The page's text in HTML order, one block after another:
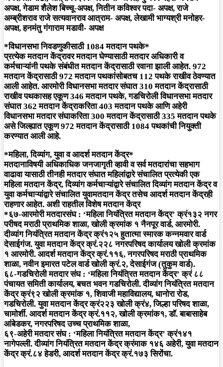
अपक्ष, गेडाम शैलेश बिच्चू-अपक्ष, नितीन कविश्वर पदा- अपक्ष, राजे
अम्ब्रीशराव राजे सत्यवानराव आत्राम- अपक्ष, लेखामी भाग्यश्री मनोहर-
अपक्ष, हनमंतु गंगाराम मडावी- अपक्ष
*विधानसभा निवडणुकीसाठी 1084 मतदान पथके*
प्रत्येक मतदान केंद्रावर मतदान घेण्यासाठी मतदार अधिकारी व
कर्मचाऱ्यांनी पथके संबंधीत मतदान केंद्रासाठी रवाना झाली आहेत. 972
मतदान केंद्रासाठी 972 मतदान पथकांसोबतच 112 पथके राखीव ठेवण्यात
आली आहेत. आरमोरी विधानसभा मतदार संघात 310 मतदान केंद्रासाठी
राखीव पथकासह एकूण 346 मतदान पथके, गडचिरोली विधानसभा मतदार
संघात 362 मतदान केंद्राकरिता 403 मतदान पथके आणि अहेरी
विधानसभा मतदार संघाकरिता 300 मतदान केंद्रासाठी 335 मतदान पथके
असे जिल्ह्यात एकूण 972 मतदान केंद्रासाठी 1084 पथकांची नियुक्ती
करण्यात आली आहे.
*महिला, दिव्यांग, युवा व आदर्श मतदान केंद्र*
मतदानाविषयी अधिकाधिक जनजागृती व्हावी व सर्व मतदारांचा सहभाग
वाढावा यासाठी तीनही मतदार संघात महिलांद्वारे संचालित प्रत्येकी एक
महिला मतदान केंद्र, दिव्यांग कर्मचाऱ्यांद्वारे संचालित दिव्यांग मतदान केंद्र व
युवा कर्मचाऱ्यांद्वारे संचालित युवामतदान केंद्र तसेच आदर्श मतदान केंद्रही
राहणार आहेत. अशी राहतील विशेष मतदान केंद्र
*६७-आरमोरी मतदारसंघ : ‘महिला नियंत्रित मतदान केंद्र’ क्रं१३२ नगर
परीषद मराठी प्राथमिक शाळा, खोली क्रमांक १ नैनपूर वार्ड, आरमोरी.
दीव्यांग नियंत्र‍ित मतदान केंद्र क्रं१२५ हुतात्मा स्मारक कन्नमवार वार्ड
देसाईगंज. युवा मतदान केंद्र क्रं.२२८ नगरपरिषद कार्यालय खोली क्रमांक
१ आरमोरी. आदर्श मतदान केंद्र क्रं.११६, नगरपरिषद मराठी प्राथमिक
शाळा, नवीन इमारत पटेल वार्ड खोली क्रं.२, देसाईगंज (तुकुम वार्ड).
६८-गडचिरोली मतदार संघ : ‘महिला नियंत्रित मतदान केंद्र’ क्रं ८८
पंचायत समिती कार्यालय, बचत भवन गडचिरोली. दीव्यांग नियंत्र‍ित मतदान
केंद्र क्रं९२ खोली क्रमांक १, शिवाजी महाविद्यालय, धानोरा रोड,
गडचिरोली. युवा मतदान केंद्र क्रं२२३ खोली क्रं४, जिल्हा परिषद शाळा,
चामोर्शी. आदर्श मतदान केंद्र क्रं.११२, खोली क्रमांक१, डॉ. बाबासाहेब
आंबेडकर, नगरपरिषद उच्च प्राथमिक शाळा,
६९-अहेरी मतदार संघ : ‘महिला नियंत्रित मतदान केंद्र’ क्रं१४१
नागेपल्ली. दीव्यांग नियंत्र‍ित मतदान केंद्र क्रंमाक १४६ अहेरी, युवा मतदान
केंद्र क्रं.८४ हेडरी, आदर्श मतदान केंद्र क्रं.१७३ सिरोंचा.